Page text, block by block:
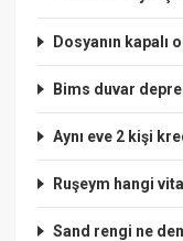
Dosyanın kapalı
Bims duvar
Aynı eve 2 kişi
Ruşeym hangi
Sand rengi ne